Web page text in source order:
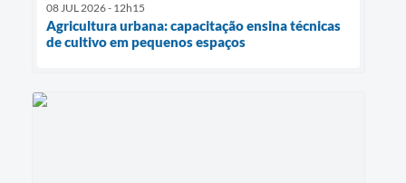
08 JUL 2026 - 12h15
Agricultura urbana: capacitação ensina técnicas
de cultivo em pequenos espaços